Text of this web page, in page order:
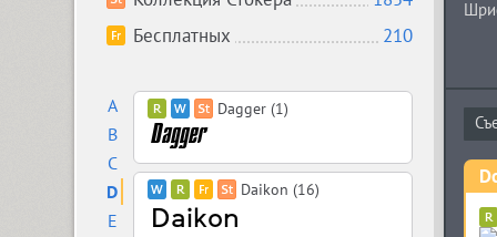
Бесплатных
210
A
B
C
D
E
Dagger (1)
Daikon (16)